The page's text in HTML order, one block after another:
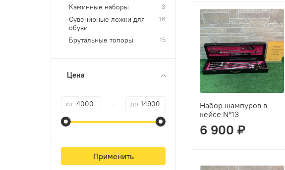
Набор шампуров в
кейсе №13
6 900 ₽
Каминные наборы 3
Сувенирные ложки для
обуви
16
Брутальные топоры 15
Цена
от до
Применить